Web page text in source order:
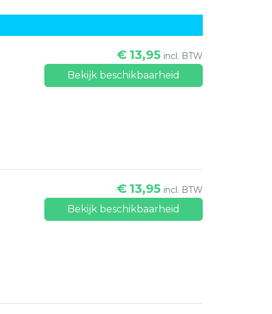
€ 13,95 incl. BTW
Bekijk beschikbaarheid
€ 13,95 incl. BTW
Bekijk beschikbaarheid